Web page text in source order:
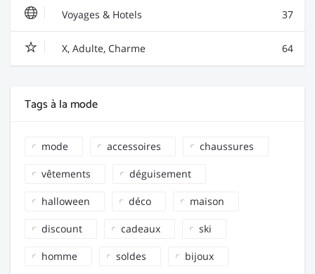
Voyages & Hotels 37
X, Adulte, Charme 64
Tags à la mode
mode accessoires chaussures
vêtements déguisement
halloween déco maison
discount cadeaux ski
homme soldes bijoux